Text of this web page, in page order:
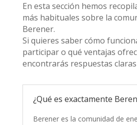
En esta sección hemos
más habituales sobre la
Berener.
Si quieres saber cómo
participar o qué ventajas
encontrarás respuestas claras
¿Qué es exactamente
Berener es la comunidad de